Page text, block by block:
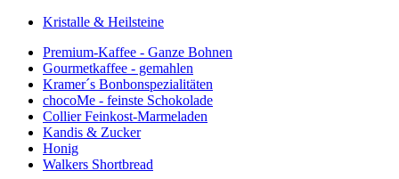
Kristalle & Heilsteine
Premium-Kaffee - Ganze Bohnen
Gourmetkaffee - gemahlen
Kramer´s Bonbonspezialitäten
chocoMe - feinste Schokolade
Collier Feinkost-Marmeladen
Kandis & Zucker
Honig
Walkers Shortbread